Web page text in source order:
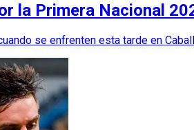
la Primera Nacional
se enfrenten esta tarde en